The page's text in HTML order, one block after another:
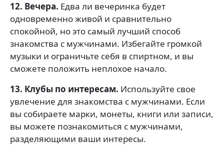
12. Вечера. Едва ли вечеринка будет
одновременно живой и сравнительно
спокойной, но это самый лучший способ
знакомства с мужчинами. Избегайте громкой
музыки и ограничьте себя в спиртном, и вы
сможете положить неплохое начало.
13. Клубы по интересам. Используйте свое
увлечение для знакомства с мужчинами. Если
вы собираете марки, монеты, книги или записи,
вы можете познакомиться с мужчинами,
разделяющими ваши интересы.